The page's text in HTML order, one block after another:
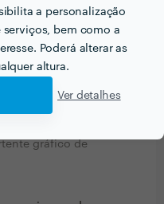
a personalização
bem como a
Poderá alterar as
altura.
Ver detalhes
relacionadas com a
gráfico de